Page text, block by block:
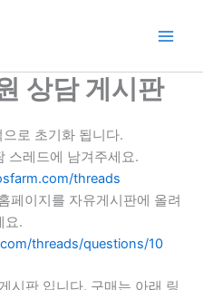
상담 게시판
로 초기화 됩니다.
스레드에 남겨주세요.
threads
페이지를 자유게시판에 올려
요.
threads/questions/10
시판 입니다. 구매는 아래 링